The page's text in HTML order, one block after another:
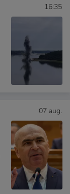
16:35
07 aug.